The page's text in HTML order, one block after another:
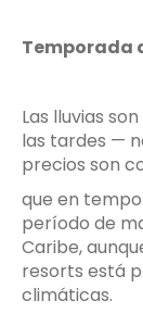
Temporada
Las lluvias
las tardes —
precios son
que en
período de
Caribe,
resorts está
climáticas.